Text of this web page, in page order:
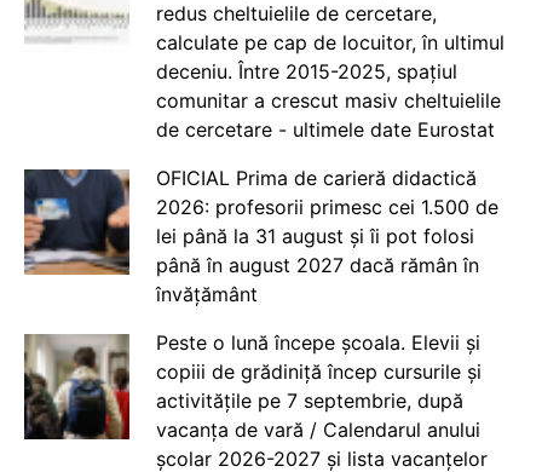
redus cheltuielile de cercetare,
calculate pe cap de locuitor, în ultimul
deceniu. Între 2015-2025, spațiul
comunitar a crescut masiv cheltuielile
de cercetare - ultimele date Eurostat
OFICIAL Prima de carieră didactică
2026: profesorii primesc cei 1.500 de
lei până la 31 august și îi pot folosi
până în august 2027 dacă rămân în
învățământ
Peste o lună începe școala. Elevii și
copiii de grădiniță încep cursurile și
activitățile pe 7 septembrie, după
vacanța de vară / Calendarul anului
școlar 2026-2027 și lista vacanțelor